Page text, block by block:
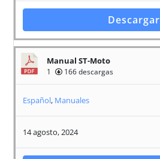
Descargar
Manual ST-Moto
1 166 descargas
Español, Manuales
14 agosto, 2024